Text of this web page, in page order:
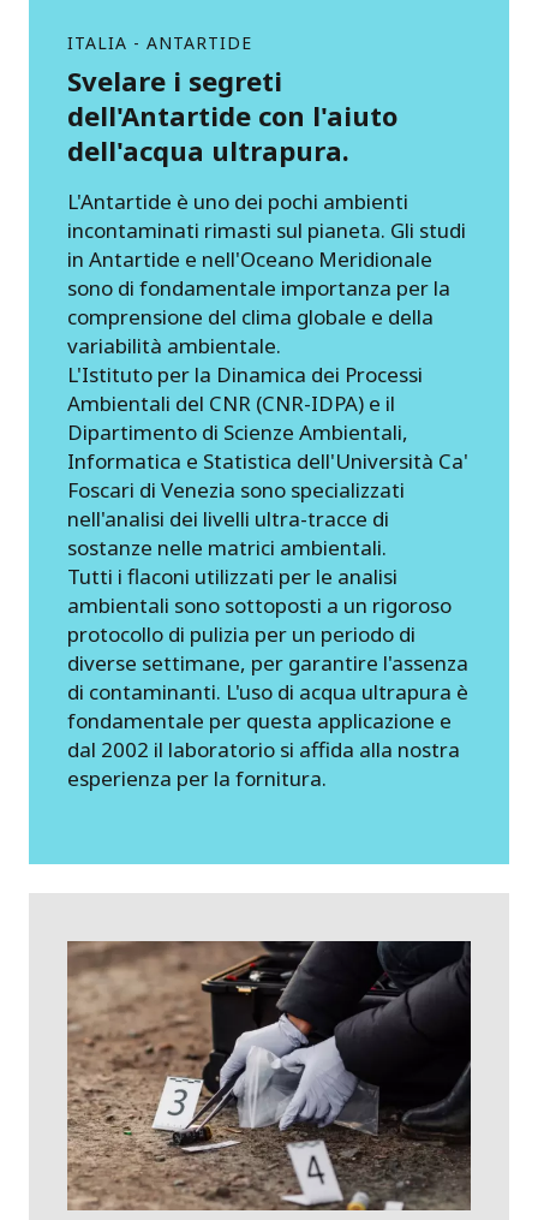
ITALIA - ANTARTIDE
Svelare i segreti
dell'Antartide con l'aiuto
dell'acqua ultrapura.
L'Antartide è uno dei pochi ambienti
incontaminati rimasti sul pianeta. Gli studi
in Antartide e nell'Oceano Meridionale
sono di fondamentale importanza per la
comprensione del clima globale e della
variabilità ambientale.
L'Istituto per la Dinamica dei Processi
Ambientali del CNR (CNR-IDPA) e il
Dipartimento di Scienze Ambientali,
Informatica e Statistica dell'Università Ca'
Foscari di Venezia sono specializzati
nell'analisi dei livelli ultra-tracce di
sostanze nelle matrici ambientali.
Tutti i flaconi utilizzati per le analisi
ambientali sono sottoposti a un rigoroso
protocollo di pulizia per un periodo di
diverse settimane, per garantire l'assenza
di contaminanti. L'uso di acqua ultrapura è
fondamentale per questa applicazione e
dal 2002 il laboratorio si affida alla nostra
esperienza per la fornitura.